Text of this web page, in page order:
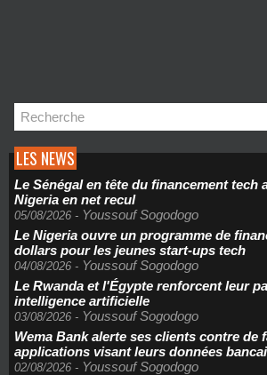
LES NEWS
Le Sénégal en tête du financement tech
Nigeria en net recul
05/08/2026 - Youssouf Sogodogo
Le Nigeria ouvre un programme de
dollars pour les jeunes start-ups tech
04/08/2026 - Youssouf Sogodogo
Le Rwanda et l'Égypte renforcent leur
intelligence artificielle
03/08/2026 - Youssouf Sogodogo
Wema Bank alerte ses clients contre de
applications visant leurs données
02/08/2026 - Youssouf Sogodogo